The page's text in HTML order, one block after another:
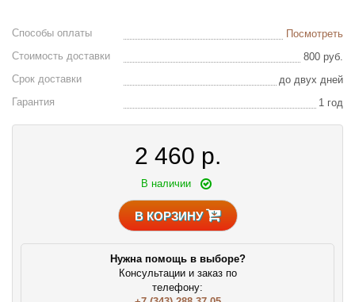
Способы оплаты
Посмотреть
Стоимость доставки
800 руб.
Срок доставки
до двух дней
Гарантия
1 год
2 460 р.
В наличии
В КОРЗИНУ
Нужна помощь в выборе?
Консультации и заказ по
телефону: